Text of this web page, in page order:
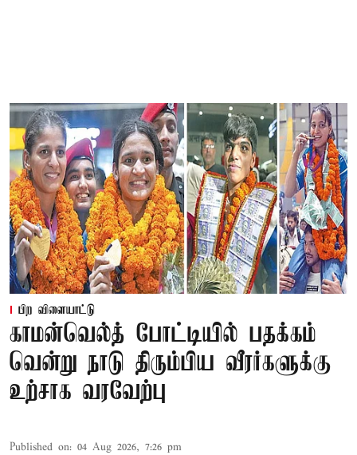
பிற விளையாட்டு
காமன்வெல்த் போட்டியில் பதக்கம்
வென்று நாடு திரும்பிய வீரர்களுக்கு
உற்சாக வரவேற்பு
Published on: 04 Aug 2026, 7:26 pm